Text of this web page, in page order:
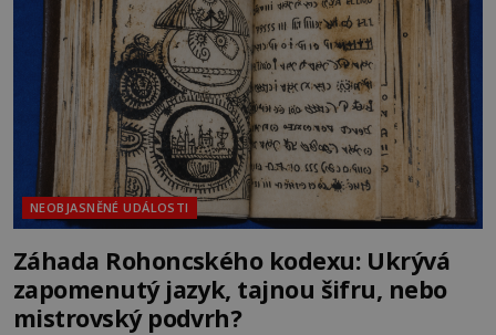
souhru okolností? Když antropolog Michail
Gerasimov (1907-1970) a
NEOBJASNĚNÉ UDÁLOSTI
Záhada Rohoncského kodexu: Ukrývá
zapomenutý jazyk, tajnou šifru, nebo
mistrovský podvrh?